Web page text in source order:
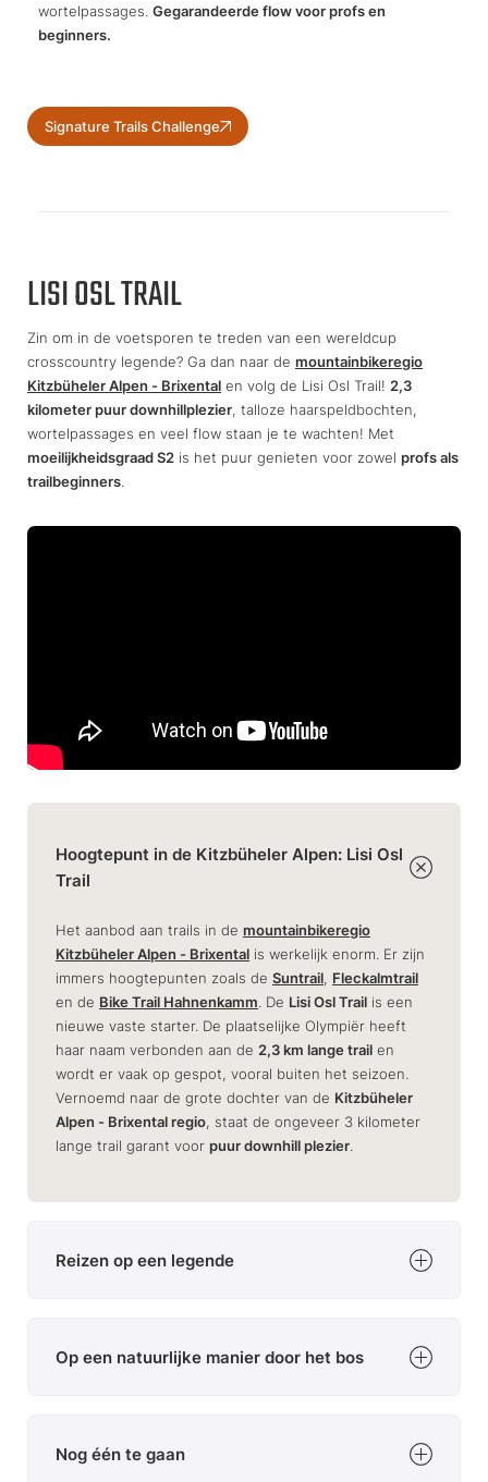
wortelpassages. Gegarandeerde flow voor profs en
beginners.
Signature Trails Challenge
LISI OSL TRAIL
Zin om in de voetsporen te treden van een wereldcup
crosscountry legende? Ga dan naar de mountainbikeregio
Kitzbüheler Alpen - Brixental en volg de Lisi Osl Trail! 2,3
kilometer puur downhillplezier, talloze haarspeldbochten,
wortelpassages en veel flow staan je te wachten! Met
moeilijkheidsgraad S2 is het puur genieten voor zowel profs als
trailbeginners.
Hoogtepunt in de Kitzbüheler Alpen: Lisi Osl
Trail
Het aanbod aan trails in de mountainbikeregio
Kitzbüheler Alpen - Brixental is werkelijk enorm. Er zijn
immers hoogtepunten zoals de Suntrail, Fleckalmtrail
en de Bike Trail Hahnenkamm. De Lisi Osl Trail is een
nieuwe vaste starter. De plaatselijke Olympiër heeft
haar naam verbonden aan de 2,3 km lange trail en
wordt er vaak op gespot, vooral buiten het seizoen.
Vernoemd naar de grote dochter van de Kitzbüheler
Alpen - Brixental regio, staat de ongeveer 3 kilometer
lange trail garant voor puur downhill plezier.
Reizen op een legende
Als alternatief kun je ook op de mountainbikeroute 203
route al kunnen zien en zo een eerste indruk krijgen.
Op een natuurlijke manier door het bos
alle fronten in. En zo zijn de twee wegkruisingen
Nog één te gaan